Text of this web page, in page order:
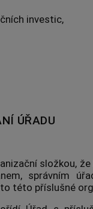
investic,
ÚŘADU
složkou,
správním
této příslušné